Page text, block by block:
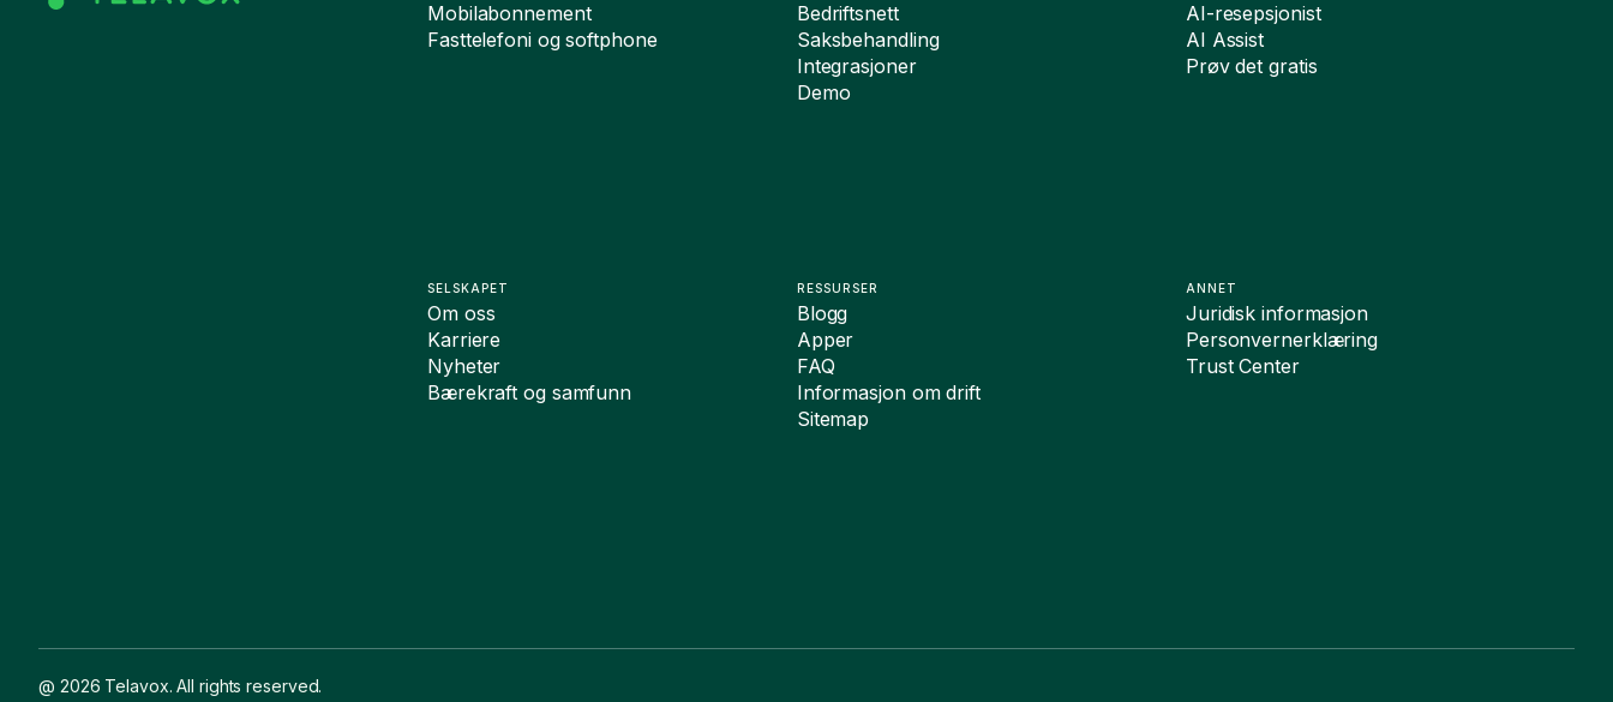
Mobilabonnement
Fasttelefoni og softphone
SELSKAPET
Om oss
Karriere
Nyheter
Bærekraft og samfunn
Bedriftsnett
Saksbehandling
Integrasjoner
Demo
RESSURSER
Blogg
Apper
FAQ
Informasjon om drift
Sitemap
AI-resepsjonist
AI Assist
Prøv det gratis
ANNET
Juridisk informasjon
Personvernerklæring
Trust Center
@ 2026 Telavox. All rights reserved.